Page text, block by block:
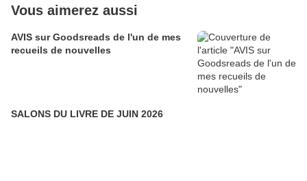
Vous aimerez aussi
AVIS sur Goodsreads de l'un de mes
recueils de nouvelles
SALONS DU LIVRE DE JUIN 2026